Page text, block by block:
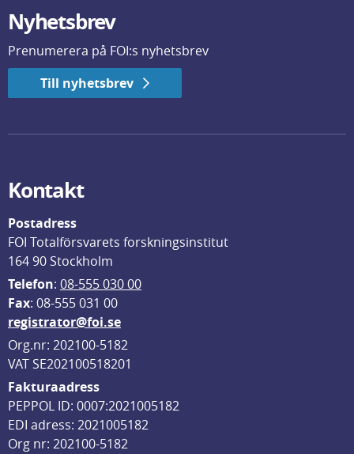
Nyhetsbrev
Prenumerera på FOI:s nyhetsbrev
Till nyhetsbrev
Kontakt
Postadress
FOI Totalförsvarets forskningsinstitut
164 90 Stockholm
Telefon: 08-555 030 00
Fax: 08-555 031 00
registrator@foi.se
Org.nr: 202100-5182
VAT SE202100518201
Fakturaadress
PEPPOL ID: 0007:2021005182
EDI adress: 2021005182
Org nr: 202100-5182